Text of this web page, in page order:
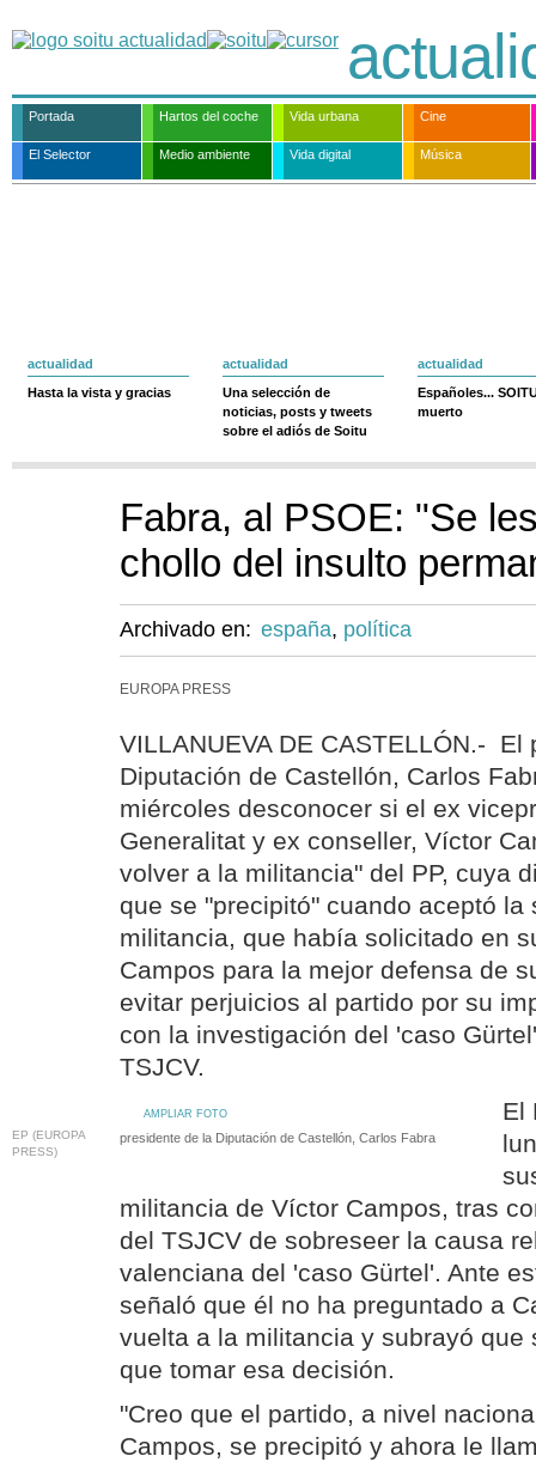
Portada Hartos del coche Vida urbana Cine
El Selector Medio ambiente Vida digital Música
actualidad
Hasta la vista y gracias
actualidad
Una selección de
noticias, posts y tweets
sobre el adiós de Soitu
actualidad
Españoles...
muerto
Fabra, al PSOE: "Se
chollo del insulto
Archivado en: españa, política
EUROPA PRESS
VILLANUEVA DE CASTELLÓN.- El
Diputación de Castellón, Carlos
miércoles desconocer si el ex
Generalitat y ex conseller, Víctor
volver a la militancia" del PP, cuya
que se "precipitó" cuando aceptó la
militancia, que había solicitado en
Campos para la mejor defensa de
evitar perjuicios al partido por su
con la investigación del 'caso
TSJCV.
AMPLIAR FOTO
EP (EUROPA
PRESS)
presidente de la Diputación de Castellón, Carlos Fabra
El
militancia de Víctor Campos, tras
del TSJCV de sobreseer la causa
valenciana del 'caso Gürtel'. Ante
señaló que él no ha preguntado a
vuelta a la militancia y subrayó que
que tomar esa decisión.
"Creo que el partido, a nivel
Campos, se precipitó y ahora le